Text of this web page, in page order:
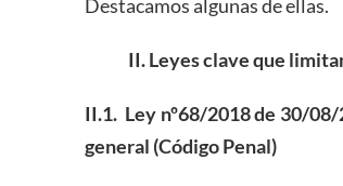
Destacamos algunas de ellas.
II. Leyes clave que
II.1. Ley nº68/2018 de 30/
general (Código Penal)